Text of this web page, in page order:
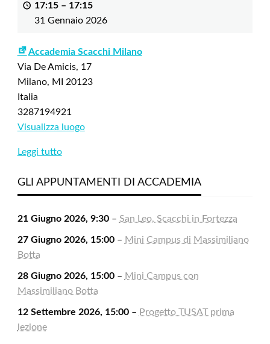
17:15 – 17:15
31 Gennaio 2026
Accademia Scacchi Milano
Via De Amicis, 17
Milano, MI
20123
Italia
3287194921
Visualizza luogo
Leggi tutto
GLI APPUNTAMENTI DI ACCADEMIA
21 Giugno 2026, 9:30– San Leo, Scacchi in Fortezza
27 Giugno 2026, 15:00– Mini Campus di Massimiliano
Botta
28 Giugno 2026, 15:00– Mini Campus con
Massimiliano Botta
12 Settembre 2026, 15:00– Progetto TUSAT prima
lezione